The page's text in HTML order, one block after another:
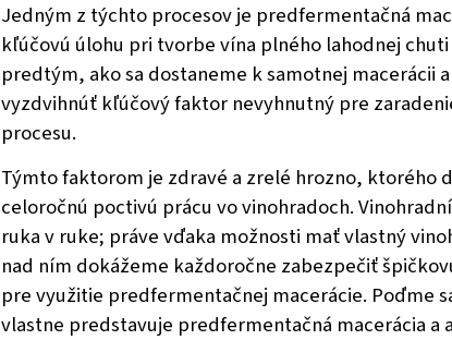
Jedným z týchto procesov je predfermentačná
kľúčovú úlohu pri tvorbe vína plného lahodnej chuti
predtým, ako sa dostaneme k samotnej macerácii
vyzdvihnúť kľúčový faktor nevyhnutný pre
procesu.
Týmto faktorom je zdravé a zrelé hrozno, ktorého
celoročnú poctivú prácu vo vinohradoch.
ruka v ruke; práve vďaka možnosti mať vlastný
nad ním dokážeme každoročne zabezpečiť
pre využitie predfermentačnej macerácie. Poďme
vlastne predstavuje predfermentačná macerácia a